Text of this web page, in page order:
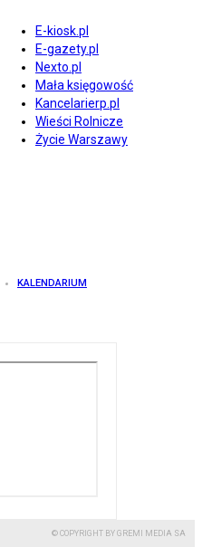
E-kiosk.pl
E-gazety.pl
Nexto.pl
Mała księgowość
Kancelarierp.pl
Wieści Rolnicze
Życie Warszawy
KALENDARIUM
© COPYRIGHT BY GREMI MEDIA SA